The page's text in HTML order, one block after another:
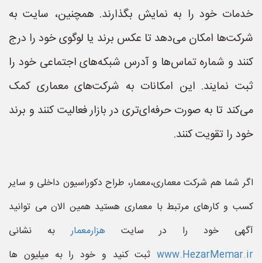
خدمات خود را به نمایش بگذارند. همچنین، سایت به
شرکت‌ها امکان می‌دهد تا عکس برند یا لوگوی خود را درج
کنند و شماره تماس‌ها و آدرس شبکه‌های اجتماعی خود را
ثبت نمایند. این امکانات به شرکت‌های معماری کمک
می‌کند تا به صورت حرفه‌ای‌تری در بازار فعالیت کنند و برند
خود را تقویت کنند.
اگر شما هم شرکت معماری،معمار، طراح دکوراسیون داخلی و سایر
کسب و کارهای مرتبط با معماری هستید همین الان می توانید
آگهی خود را در سایت هزارمعماربه نشانی
www.HezarMemar.ir ثبت کنید و خود را به میلیون ها